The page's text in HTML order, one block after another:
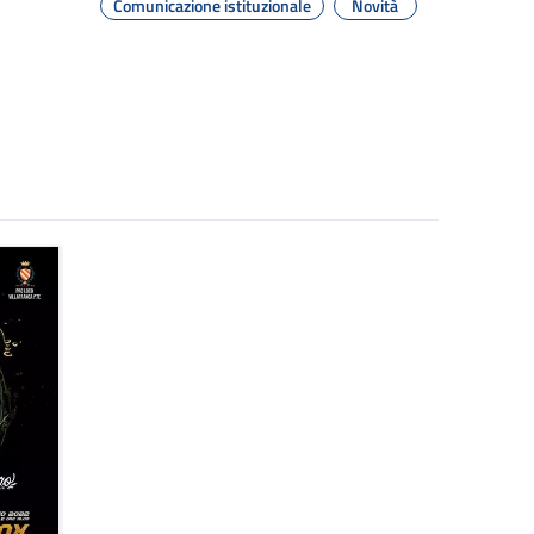
Comunicazione istituzionale Novità